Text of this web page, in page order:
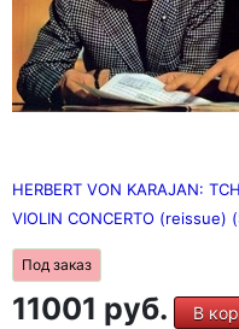
HERBERT VON KARAJAN:
VIOLIN CONCERTO (reissue)
Под заказ
11001 руб. В